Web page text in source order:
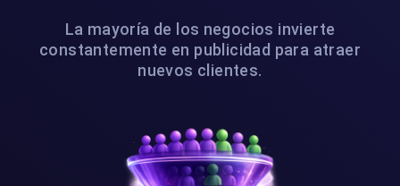
La mayoría de los negocios invierte
constantemente en publicidad para atraer
nuevos clientes.